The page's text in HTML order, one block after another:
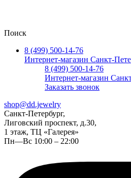
Поиск
8 (499) 500-14-76
Интернет-магазин Санкт-
8 (499) 500-14-76
Интернет-магазин
Заказать звонок
shop@dd.jewelry
Санкт-Петербург,
Лиговский проспект, д.30,
1 этаж, ТЦ «Галерея»
Пн—Вс 10:00 – 22:00